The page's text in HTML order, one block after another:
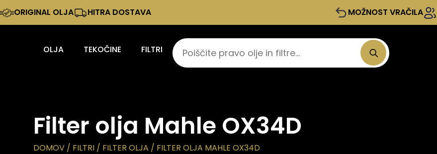
ORIGINAL OLJA HITRA DOSTAVA MOŽNOST VRAČILA
OLJA TEKOČINE FILTRI
Filter olja Mahle OX34D
DOMOV / FILTRI / FILTER OLJA / FILTER OLJA MAHLE OX34D